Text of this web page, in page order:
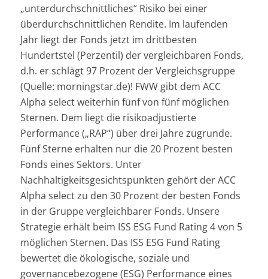
„unterdurchschnittliches“ Risiko bei einer
überdurchschnittlichen Rendite. Im laufenden
Jahr liegt der Fonds jetzt im drittbesten
Hundertstel (Perzentil) der vergleichbaren Fonds,
d.h. er schlägt 97 Prozent der Vergleichsgruppe
(Quelle: morningstar.de)! FWW gibt dem ACC
Alpha select weiterhin fünf von fünf möglichen
Sternen. Dem liegt die risikoadjustierte
Performance („RAP“) über drei Jahre zugrunde.
Fünf Sterne erhalten nur die 20 Prozent besten
Fonds eines Sektors. Unter
Nachhaltigkeitsgesichtspunkten gehört der ACC
Alpha select zu den 30 Prozent der besten Fonds
in der Gruppe vergleichbarer Fonds. Unsere
Strategie erhält beim ISS ESG Fund Rating 4 von 5
möglichen Sternen. Das ISS ESG Fund Rating
bewertet die ökologische, soziale und
governancebezogene (ESG) Performance eines